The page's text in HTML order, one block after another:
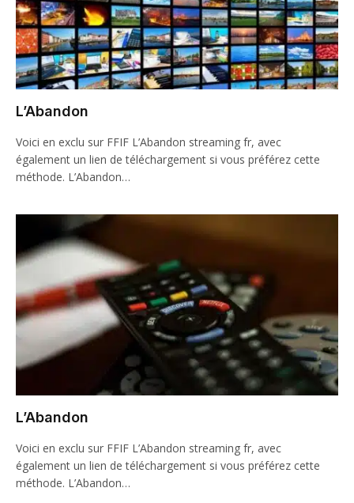
L’Abandon
Voici en exclu sur FFIF L’Abandon streaming fr, avec
également un lien de téléchargement si vous préférez cette
méthode. L’Abandon…
L’Abandon
Voici en exclu sur FFIF L’Abandon streaming fr, avec
également un lien de téléchargement si vous préférez cette
méthode. L’Abandon…